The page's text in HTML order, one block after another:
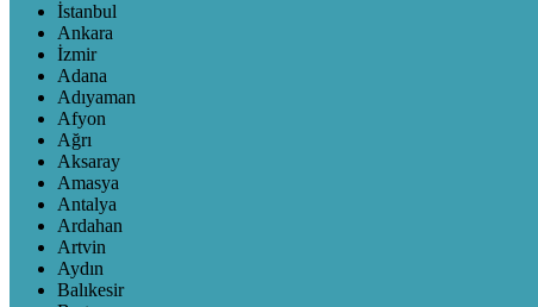
İstanbul
Ankara
İzmir
Adana
Adıyaman
Afyon
Ağrı
Aksaray
Amasya
Antalya
Ardahan
Artvin
Aydın
Balıkesir